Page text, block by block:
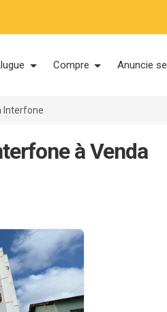
Compre Anuncie
Interfone
à Venda